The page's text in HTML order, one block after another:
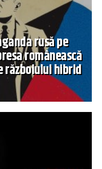
rusă pe
românească
războiului hibrid